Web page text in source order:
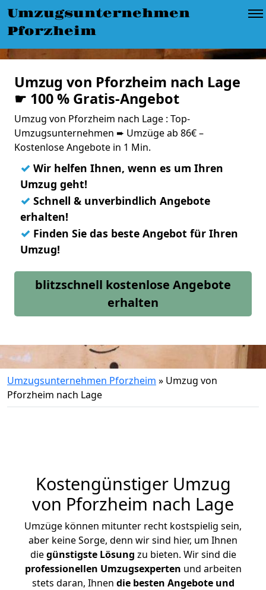
Umzugsunternehmen
Pforzheim
Umzug von Pforzheim nach Lage
☛ 100 % Gratis-Angebot
Umzug von Pforzheim nach Lage : Top-
Umzugsunternehmen ➨ Umzüge ab 86€ –
Kostenlose Angebote in 1 Min.
✓ Wir helfen Ihnen, wenn es um Ihren
Umzug geht!
✓ Schnell & unverbindlich Angebote
erhalten!
✓ Finden Sie das beste Angebot für Ihren
Umzug!
blitzschnell kostenlose Angebote
erhalten
Umzugsunternehmen Pforzheim » Umzug von
Pforzheim nach Lage
Kostengünstiger Umzug
von Pforzheim nach Lage
Umzüge können mitunter recht kostspielig sein,
aber keine Sorge, denn wir sind hier, um Ihnen
diegünstigste Lösung zu bieten. Wir sind die
professionellen Umzugsexperten und arbeiten
stets daran, Ihnen die besten Angebote und